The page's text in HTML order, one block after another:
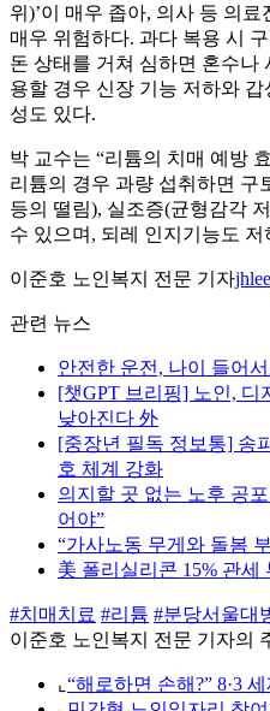
위)’이 매우 좁아, 의사 등 의
매우 위험하다. 과다 복용 시
돈 상태를 거쳐 심하면 혼수나
용할 경우 신장 기능 저하와
성도 있다.
박 교수는 “리튬의 치매 예방
리튬의 경우 과량 섭취하면 구
등의 떨림), 실조증(균형감각
수 있으며, 되레 인지기능도
이준호 노인복지 전문 기자
관련 뉴스
안전한 운전, 나이 들어
[챗GPT 브리핑] 노인, 디
낮아진다 外
[중장년 필독 정보통] 송
호 체계 강화
의지할 곳 없는 노후 공
어야”
“가사노동 무게와 돌봄
美 폴리실리콘 15% 관
#치매치료 #리튬 #분당서울대
이준호 노인복지 전문 기자의
⌞ “해로하면 손해?” 8·3